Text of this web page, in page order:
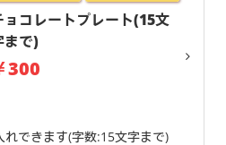
ョコレートプレート(15文
まで)
300
できます(字数:15文字まで)